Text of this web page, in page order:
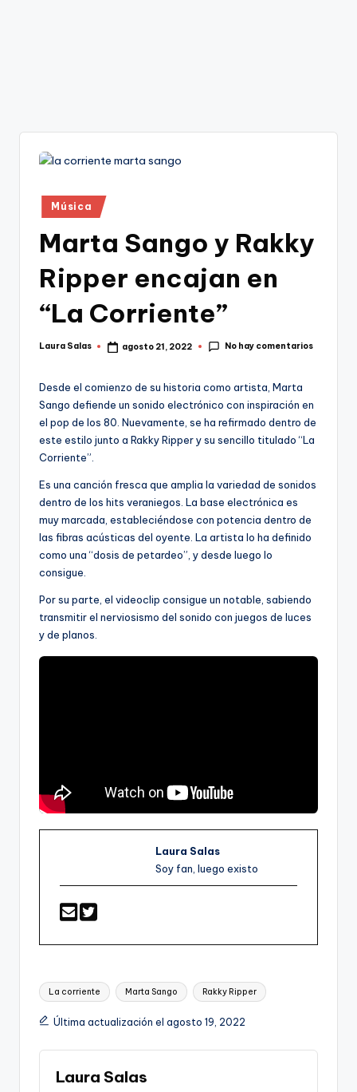
Publicado
en
Música
Marta Sango y Rakky
Ripper encajan en
“La Corriente”
Publicado
Laura Salas agosto 21, 2022 No hay comentarios
Desde el comienzo de su historia como artista, Marta
Sango defiende un sonido electrónico con inspiración en
el pop de los 80. Nuevamente, se ha refirmado dentro de
este estilo junto a Rakky Ripper y su sencillo titulado “La
Corriente”.
Es una canción fresca que amplia la variedad de sonidos
dentro de los hits veraniegos. La base electrónica es
muy marcada, estableciéndose con potencia dentro de
las fibras acústicas del oyente. La artista lo ha definido
como una “dosis de petardeo”, y desde luego lo
consigue.
Por su parte, el videoclip consigue un notable, sabiendo
transmitir el nerviosismo del sonido con juegos de luces
y de planos.
Laura Salas
Soy fan, luego existo
Etiquetas:
La corriente Marta Sango Rakky Ripper
Última actualización el agosto 19, 2022
Laura Salas